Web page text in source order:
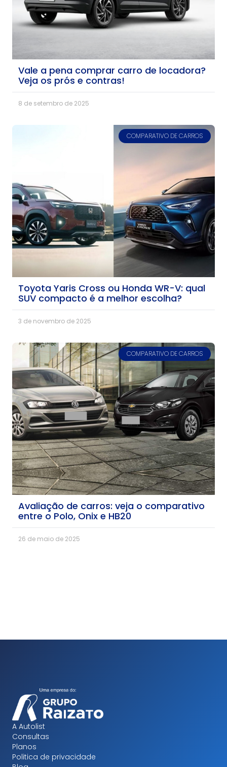
Vale a pena comprar carro de locadora?
Veja os prós e contras!
8 de setembro de 2025
COMPARATIVO DE CARROS
Toyota Yaris Cross ou Honda WR-V: qual
SUV compacto é a melhor escolha?
3 de novembro de 2025
COMPARATIVO DE CARROS
Avaliação de carros: veja o comparativo
entre o Polo, Onix e HB20
26 de maio de 2025
A Autolist
Consultas
Planos
Politica de privacidade